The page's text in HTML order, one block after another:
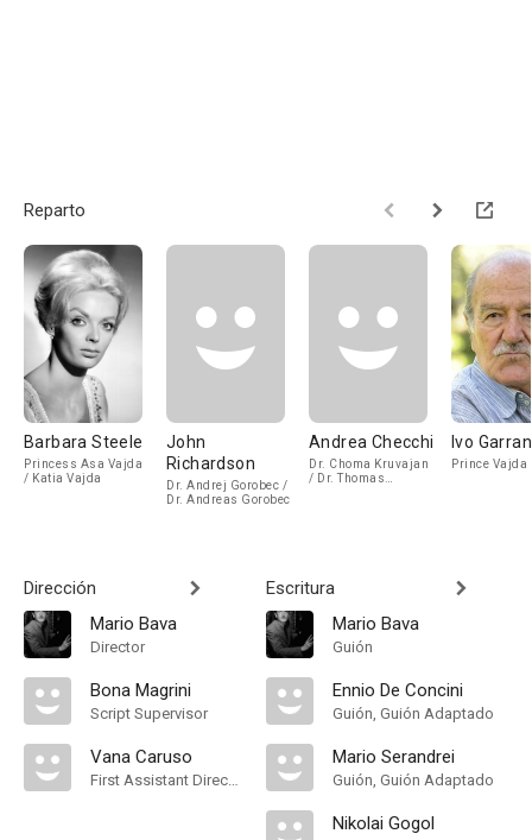
Reparto
Barbara Steele
Princess Asa Vajda
/ Katia Vajda
John
Richardson
Dr. Andrej Gorobec /
Dr. Andreas Gorobec
Andrea Checchi
Dr. Choma Kruvajan
/ Dr. Thomas
Ivo
Prince Vajda
Dirección
Mario Bava
Director
Bona Magrini
Script Supervisor
Vana Caruso
First Assistant Director
Escritura
Mario Bava
Guión
Ennio De Concini
Guión, Guión Adaptado
Mario Serandrei
Guión, Guión Adaptado
Nikolai Gogol